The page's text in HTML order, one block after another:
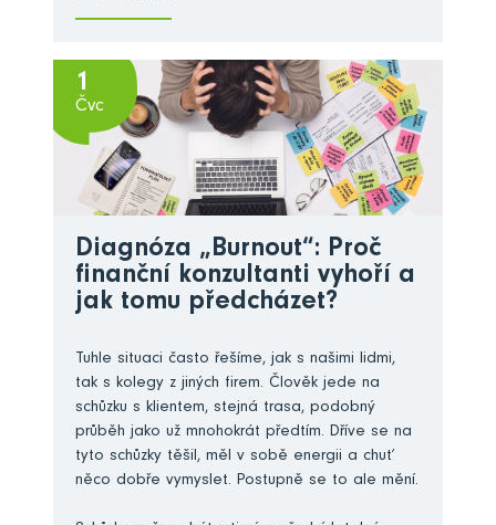
1
Čvc
Diagnóza „Burnout“: Proč
finanční konzultanti vyhoří a
jak tomu předcházet?
Tuhle situaci často řešíme, jak s našimi lidmi,
tak s kolegy z jiných firem. Člověk jede na
schůzku s klientem, stejná trasa, podobný
průběh jako už mnohokrát předtím. Dříve se na
tyto schůzky těšil, měl v sobě energii a chuť
něco dobře vymyslet. Postupně se to ale mění.